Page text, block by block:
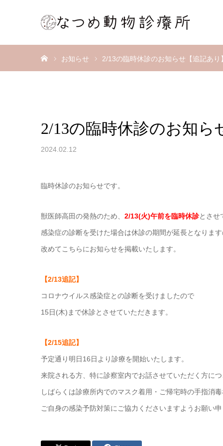
お知らせ 2/13の臨時休診のお知らせ【追記あり】
2/13の臨時休診のお知ら
2024.02.12
臨時休診のお知らせです。
獣医師高田の発熱のため、 2/13(火)午前を臨時休診とさせ
感染症の診断を受けた場合は休診の期間が延長となりま
改めてこちらにお知らせを掲載いたします。
【2/13追記】
コロナウイルス感染症との診断を受けましたので
15日(木)まで休診とさせていただきます。
【2/15追記】
予定通り明日16日より診療を開始いたします。
来院される方、特に診察室内でお話させていただく方に
しばらくは診療所内でのマスク着用・ご帰宅時の手指消
ご自身の感染予防対策にご協力くださいますようお願い申